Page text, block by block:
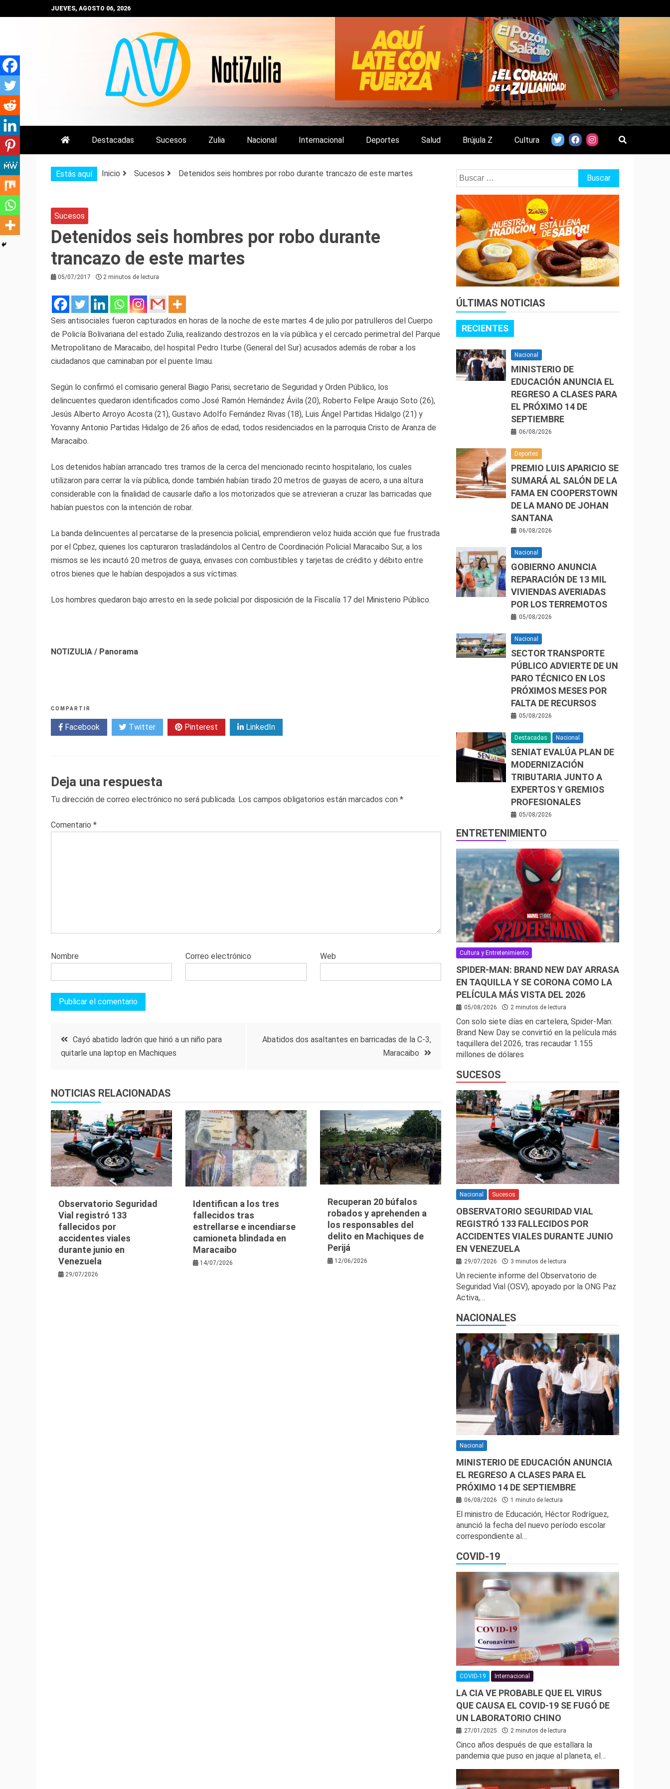
al
JUEVES, AGOSTO 06, 2026
NOTIZULIA
NOTICIAS DEL ZULIA, VENEZUELA Y DE INTERÉS GENERAL.
Destacadas Sucesos Zulia Nacional Internacional Deportes Salud Brújula Z Cultura
Estás aquí Inicio Sucesos Detenidos seis hombres por robo durante trancazo de este martes
Sucesos
Detenidos seis hombres por robo durante
trancazo de este martes
05/07/2017 2 minutos de lectura
Seis antisociales fueron capturados en horas de la noche de este martes 4 de julio por patrulleros del Cuerpo
de Policía Bolivariana del estado Zulia, realizando destrozos en la vía pública y el cercado perimetral del Parque
Metropolitano de Maracaibo, del hospital Pedro Iturbe (General del Sur) acusados además de robar a los
ciudadanos que caminaban por el puente Imau.
Según lo confirmó el comisario general Biagio Parisi, secretario de Seguridad y Orden Público, los
delincuentes quedaron identificados como José Ramón Hernández Ávila (20), Roberto Felipe Araujo Soto (26),
Jesús Alberto Arroyo Acosta (21), Gustavo Adolfo Fernández Rivas (18), Luis Ángel Partidas Hidalgo (21) y
Yovanny Antonio Partidas Hidalgo de 26 años de edad, todos residenciados en la parroquia Cristo de Aranza de
Maracaibo.
Los detenidos habían arrancado tres tramos de la cerca del mencionado recinto hospitalario, los cuales
utilizaron para cerrar la vía pública, donde también habían tirado 20 metros de guayas de acero, a una altura
considerable con la finalidad de causarle daño a los motorizados que se atrevieran a cruzar las barricadas que
habían puestos con la intención de robar.
La banda delincuentes al percatarse de la presencia policial, emprendieron veloz huida acción que fue frustrada
por el Cpbez, quienes los capturaron trasladándolos al Centro de Coordinación Policial Maracaibo Sur, a los
mismos se les incautó 20 metros de guaya, envases con combustibles y tarjetas de crédito y débito entre
otros bienes que le habían despojados a sus víctimas.
Los hombres quedaron bajo arresto en la sede policial por disposición de la Fiscalía 17 del Ministerio Público.
NOTIZULIA / Panorama
COMPARTIR
Facebook Twitter Pinterest LinkedIn
Deja una respuesta
Tu dirección de correo electrónico no será publicada. Los campos obligatorios están marcados con *
Comentario *
Nombre Correo electrónico Web
Navegación
de
entradas
Cayó abatido ladrón que hirió a un niño para
quitarle una laptop en Machiques
Abatidos dos asaltantes en barricadas de la C-3,
Maracaibo
NOTICIAS RELACIONADAS
Observatorio Seguridad
Vial registró 133
fallecidos por
accidentes viales
durante junio en
Venezuela
29/07/2026
Identifican a los tres
fallecidos tras
estrellarse e incendiarse
camioneta blindada en
Maracaibo
14/07/2026
Recuperan 20 búfalos
robados y aprehenden a
los responsables del
delito en Machiques de
Perijá
12/06/2026
Buscar:
ÚLTIMAS NOTICIAS
RECIENTES
Nacional
MINISTERIO DE
EDUCACIÓN ANUNCIA EL
REGRESO A CLASES PARA
EL PRÓXIMO 14 DE
SEPTIEMBRE
06/08/2026
Deportes
PREMIO LUIS APARICIO SE
SUMARÁ AL SALÓN DE LA
FAMA EN COOPERSTOWN
DE LA MANO DE JOHAN
SANTANA
06/08/2026
Nacional
GOBIERNO ANUNCIA
REPARACIÓN DE 13 MIL
VIVIENDAS AVERIADAS
POR LOS TERREMOTOS
05/08/2026
Nacional
SECTOR TRANSPORTE
PÚBLICO ADVIERTE DE UN
PARO TÉCNICO EN LOS
PRÓXIMOS MESES POR
FALTA DE RECURSOS
05/08/2026
Destacadas Nacional
SENIAT EVALÚA PLAN DE
MODERNIZACIÓN
TRIBUTARIA JUNTO A
EXPERTOS Y GREMIOS
PROFESIONALES
05/08/2026
ENTRETENIMIENTO
Cultura y Entretenimiento
SPIDER-MAN: BRAND NEW DAY ARRASA
EN TAQUILLA Y SE CORONA COMO LA
PELÍCULA MÁS VISTA DEL 2026
05/08/2026 2 minutos de lectura
Con solo siete días en cartelera, Spider-Man:
Brand New Day se convirtió en la película más
taquillera del 2026, tras recaudar 1.155
millones de dólares
SUCESOS
Nacional Sucesos
OBSERVATORIO SEGURIDAD VIAL
REGISTRÓ 133 FALLECIDOS POR
ACCIDENTES VIALES DURANTE JUNIO
EN VENEZUELA
29/07/2026 3 minutos de lectura
Un reciente informe del Observatorio de
Seguridad Vial (OSV), apoyado por la ONG Paz
Activa,…
NACIONALES
Nacional
MINISTERIO DE EDUCACIÓN ANUNCIA
EL REGRESO A CLASES PARA EL
PRÓXIMO 14 DE SEPTIEMBRE
06/08/2026 1 minuto de lectura
El ministro de Educación, Héctor Rodríguez,
anunció la fecha del nuevo período escolar
correspondiente al…
COVID-19
COVID-19 Internacional
LA CIA VE PROBABLE QUE EL VIRUS
QUE CAUSA EL COVID-19 SE FUGÓ DE
UN LABORATORIO CHINO
27/01/2025 2 minutos de lectura
Cinco años después de que estallara la
pandemia que puso en jaque al planeta, el…